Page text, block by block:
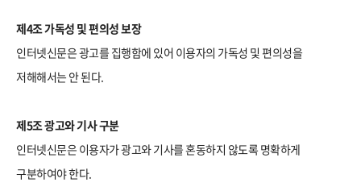
제4조 가독성 및 편의성 보장
인터넷신문은 광고를 집행함에 있어 이용자의 가독성 및 편의성을
저해해서는 안 된다.
제5조 광고와 기사 구분
인터넷신문은 이용자가 광고와 기사를 혼동하지 않도록 명확하게
구분하여야 한다.